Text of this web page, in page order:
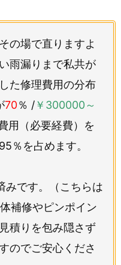
の場で直りますよ
雨漏りまで私共が
た修理費用の分布
70％ /￥300000～
用（必要経費）を
％を占めます。
みです。（こちらは
補修やピンポイン
積りを包み隠さず
のでご安心くださ